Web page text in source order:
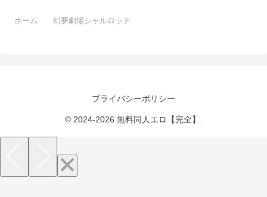
ホーム 幻夢劇場シャルロッテ
プライバシーポリシー
© 2024-2026 無料同人エロ【完全】.